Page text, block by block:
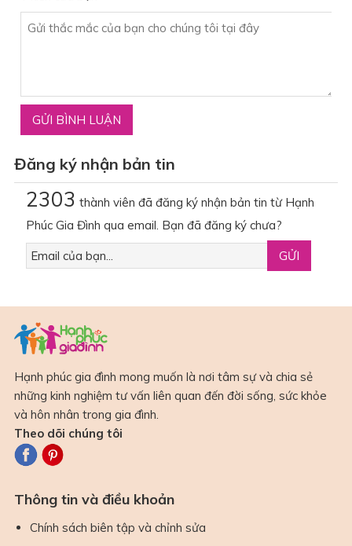
Đăng ký nhận bản tin
2303 thành viên đã đăng ký nhận bản tin từ Hạnh
Phúc Gia Đình qua email. Bạn đã đăng ký chưa?
Hạnh phúc gia đình mong muốn là nơi tâm sự và chia sẻ
những kinh nghiệm tư vấn liên quan đến đời sống, sức khỏe
và hôn nhân trong gia đình.
Theo dõi chúng tôi
Thông tin và điều khoản
Chính sách biên tập và chỉnh sửa